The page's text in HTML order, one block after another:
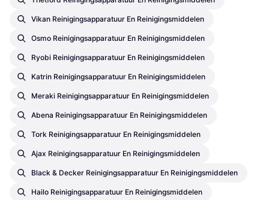
Vikan Reinigingsapparatuur En Reinigingsmiddelen
Osmo Reinigingsapparatuur En Reinigingsmiddelen
Ryobi Reinigingsapparatuur En Reinigingsmiddelen
Katrin Reinigingsapparatuur En Reinigingsmiddelen
Meraki Reinigingsapparatuur En Reinigingsmiddelen
Abena Reinigingsapparatuur En Reinigingsmiddelen
Tork Reinigingsapparatuur En Reinigingsmiddelen
Ajax Reinigingsapparatuur En Reinigingsmiddelen
Black & Decker Reinigingsapparatuur En Reinigingsmiddelen
Hailo Reinigingsapparatuur En Reinigingsmiddelen